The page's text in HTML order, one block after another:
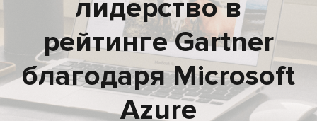
лидерство в
рейтинге Gartner
благодаря Microsoft
Azure